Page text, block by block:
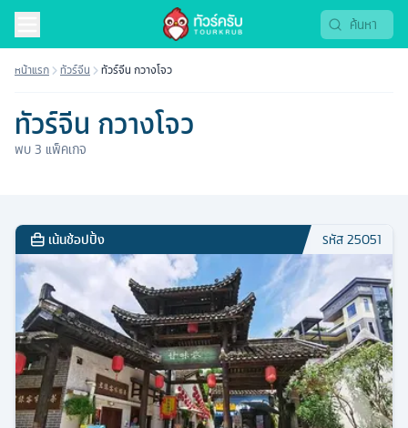
หน้าแรก ทัวร์จีน ทัวร์จีน กวางโจว
ทัวร์จีน กวางโจว
พบ3 แพ็คเกจ
เน้นช้อปปิ้ง รหัส25051